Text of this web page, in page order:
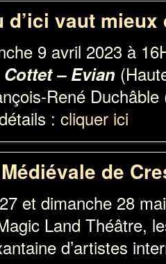
d’ici vaut
9 avril 2023 à
– Evian
René Duchâble
:cliquer ici
de
et dimanche 28
Land Théâtre,
d’artistes